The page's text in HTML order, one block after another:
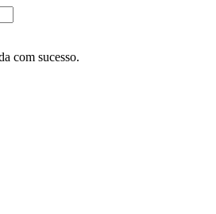
com sucesso.